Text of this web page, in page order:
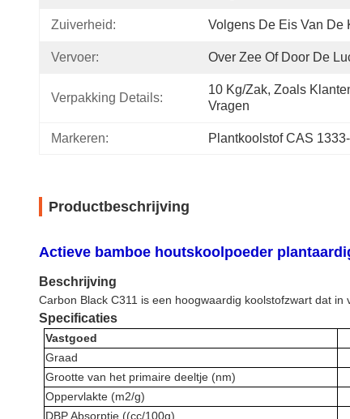
Zuiverheid: Volgens De Eis Van De
Vervoer: Over Zee Of Door De
Verpakking Details:
10 Kg/zak, Zoals
Vragen
Markeren: Plantkoolstof CAS
Productbeschrijving
Actieve bamboe houtskoolpoeder
Beschrijving
Carbon Black C311 is een hoogwaardig koolstofzwart dat
Specificaties
Vastgoed
Graad
Grootte van het primaire deeltje (nm)
Oppervlakte (m2/g)
DBP Absorptie ((cc/100g)